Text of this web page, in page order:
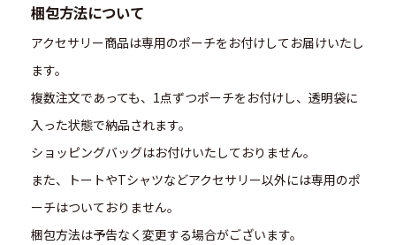
梱包方法について
アクセサリー商品は専用のポーチをお付けしてお届けいたし
ます。
複数注文であっても、1点ずつポーチをお付けし、透明袋に
入った状態で納品されます。
ショッピングバッグはお付けいたしておりません。
また、トートやTシャツなどアクセサリー以外には専用のポ
ーチはついておりません。
梱包方法は予告なく変更する場合がございます。